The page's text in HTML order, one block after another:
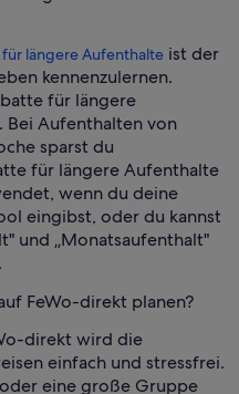
längere Aufenthalte ist der
kennenzulernen.
für längere
Aufenthalten von
sparst du
für längere Aufenthalte
wenn du deine
eingibst, oder du kannst
und „Monatsaufenthalt"
FeWo-direkt planen?
direkt wird die
einfach und stressfrei.
eine große Gruppe